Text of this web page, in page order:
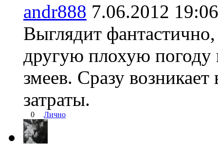
andr888 7.06.2012
Выглядит фантастично,
другую плохую погоду
змеев. Сразу
затраты.
0 Лично